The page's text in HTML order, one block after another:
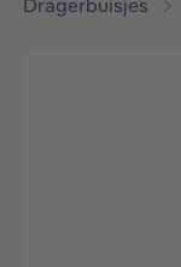
Drägerbuisjes